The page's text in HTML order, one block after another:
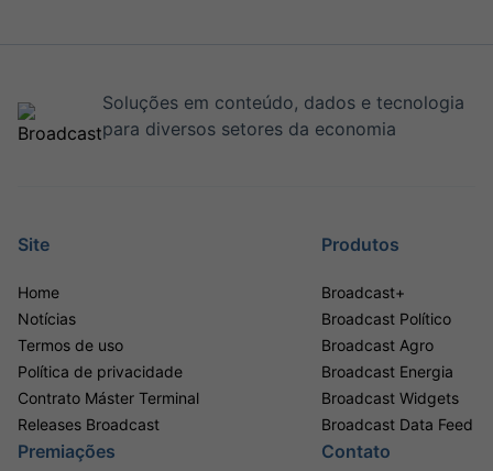
Soluções em conteúdo, dados e tecnologia
para diversos setores da economia
Site
Home
Notícias
Termos de uso
Política de privacidade
Contrato Máster Terminal
Releases Broadcast
Produtos
Broadcast+
Broadcast Político
Broadcast Agro
Broadcast Energia
Broadcast Widgets
Broadcast Data Feed
Premiações Contato